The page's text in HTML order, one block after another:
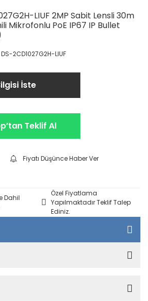
LIUF 2MP Sabit Lensli 30m
Mikrofonlu PoE IP67 IP Bullet
DS-2CD1027G2H-LIUF
İste
Teklif Al
Fiyatı Düşünce Haber Ver
Dahil
Özel Fiyatlama
Yapılmaktadır Teklif Talep
Ediniz.